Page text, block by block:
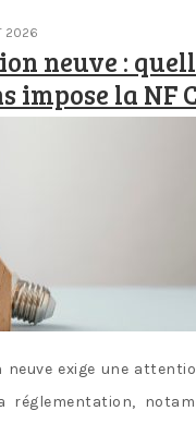
2026
neuve :
impose la NF
exige une
réglementation,